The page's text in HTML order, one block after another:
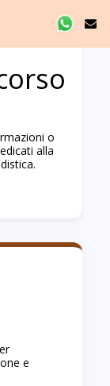
o
alla
e